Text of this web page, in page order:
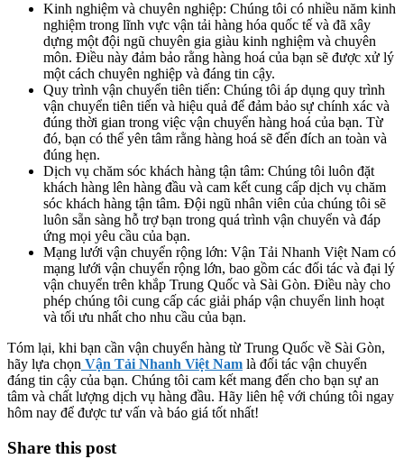
Kinh nghiệm và chuyên nghiệp: Chúng tôi có nhiều năm kinh
nghiệm trong lĩnh vực vận tải hàng hóa quốc tế và đã xây
dựng một đội ngũ chuyên gia giàu kinh nghiệm và chuyên
môn. Điều này đảm bảo rằng hàng hoá của bạn sẽ được xử lý
một cách chuyên nghiệp và đáng tin cậy.
Quy trình vận chuyển tiên tiến: Chúng tôi áp dụng quy trình
vận chuyển tiên tiến và hiệu quả để đảm bảo sự chính xác và
đúng thời gian trong việc vận chuyển hàng hoá của bạn. Từ
đó, bạn có thể yên tâm rằng hàng hoá sẽ đến đích an toàn và
đúng hẹn.
Dịch vụ chăm sóc khách hàng tận tâm: Chúng tôi luôn đặt
khách hàng lên hàng đầu và cam kết cung cấp dịch vụ chăm
sóc khách hàng tận tâm. Đội ngũ nhân viên của chúng tôi sẽ
luôn sẵn sàng hỗ trợ bạn trong quá trình vận chuyển và đáp
ứng mọi yêu cầu của bạn.
Mạng lưới vận chuyển rộng lớn: Vận Tải Nhanh Việt Nam có
mạng lưới vận chuyển rộng lớn, bao gồm các đối tác và đại lý
vận chuyển trên khắp Trung Quốc và Sài Gòn. Điều này cho
phép chúng tôi cung cấp các giải pháp vận chuyển linh hoạt
và tối ưu nhất cho nhu cầu của bạn.
Tóm lại, khi bạn cần vận chuyển hàng từ Trung Quốc về Sài Gòn,
hãy lựa chọn Vận Tải Nhanh Việt Nam là đối tác vận chuyển
đáng tin cậy của bạn. Chúng tôi cam kết mang đến cho bạn sự an
tâm và chất lượng dịch vụ hàng đầu. Hãy liên hệ với chúng tôi ngay
hôm nay để được tư vấn và báo giá tốt nhất!
Share this post